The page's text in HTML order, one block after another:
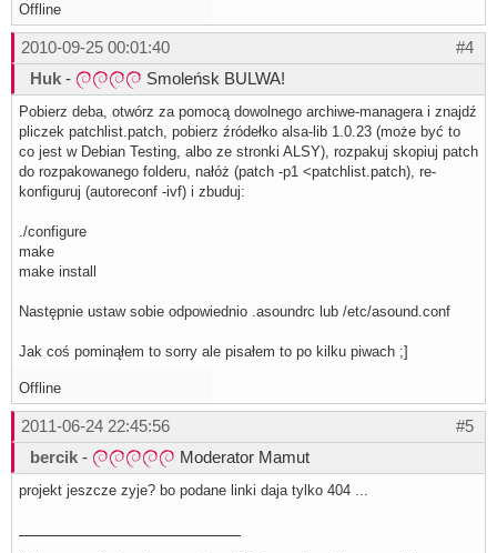
    channelcount 12
    softvol0.pcm "softvol00"
    softvol1.pcm "softvol01"
    softvol2.pcm "softvol02"
    softvol3.pcm "softvol03"
    softvol4.pcm "softvol04"
    softvol5.pcm "softvol05"
    softvol6.pcm "softvol06"
    softvol7.pcm "softvol07"
    softvol8.pcm "softvol08"
    softvol9.pcm "softvol09"
    softvol10.pcm "softvol10"
Offline
#4
2010-09-25 00:01:40
Huk - Smoleńsk BULWA!
Pobierz deba, otwórz za pomocą dowolnego archiwe-managera i znajdź
pliczek patchlist.patch, pobierz źródełko alsa-lib 1.0.23 (może być to
co jest w Debian Testing, albo ze stronki ALSY), rozpakuj skopiuj patch
do rozpakowanego folderu, nałóż (patch -p1 <patchlist.patch), re-
konfiguruj (autoreconf -ivf) i zbuduj:
./configure
make
make install
Następnie ustaw sobie odpowiednio .asoundrc lub /etc/asound.conf
Jak coś pominąłem to sorry ale pisałem to po kilku piwach ;]
Offline
#5
2011-06-24 22:45:56
bercik - Moderator Mamut
projekt jeszcze zyje? bo podane linki daja tylko 404 ...